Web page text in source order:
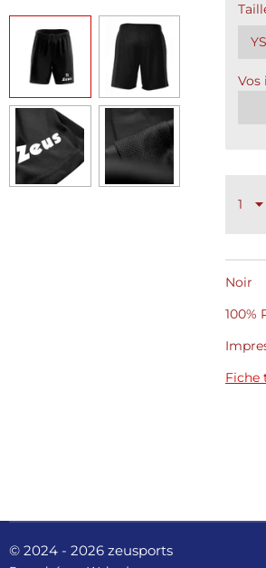
Vos
Noir
100%
Fiche
© 2024 - 2026 zeusports